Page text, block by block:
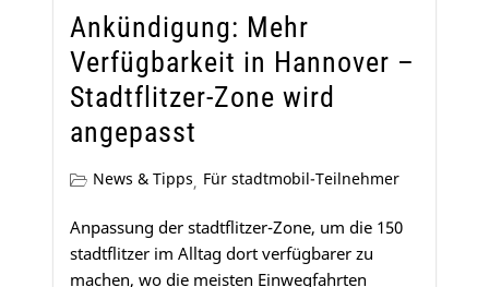
Ankündigung: Mehr
Verfügbarkeit in Hannover –
Stadtflitzer-Zone wird
angepasst
News & Tipps, Für stadtmobil-Teilnehmer
Anpassung der stadtflitzer-Zone, um die 150
stadtflitzer im Alltag dort verfügbarer zu
machen, wo die meisten Einwegfahrten